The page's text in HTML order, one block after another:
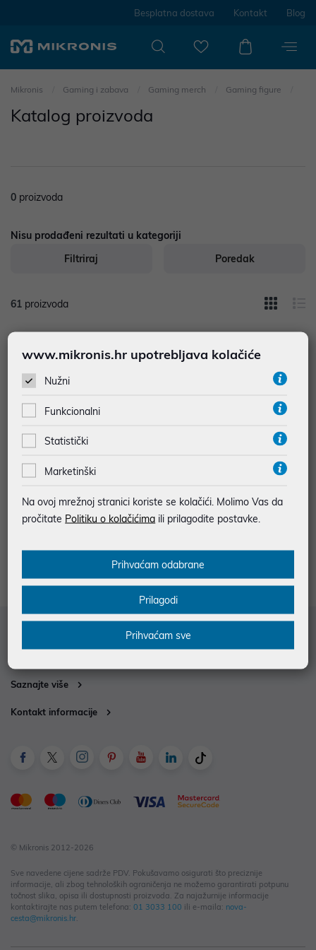
Besplatna dostava Kontakt Blog
Mikronis Gaming i zabava Gaming merch Gaming figure
Katalog proizvoda
0 proizvoda
Nisu prodađeni rezultati u kategoriji
Filtriraj
Poredak
61 proizvoda
Gaming figurice savršen su dodatak za svakog ljubitelja
figurice najpoznatijih likova iz popularnih filmova, serija i
videoigara, uključujući heroje, zlikovce i ikonične figure koje su
tražite savršen poklon za strastvenog gamera, ovdje ćete pronaći
visokokvalitetne figurice.
Saznajte više
Kontakt informacije
© Mikronis 2012-2026
Sve navedene cijene sadrže PDV. Pokušavamo osigurati što preciznije
informacije, ali zbog tehnoloških ograničenja ne možemo garantirati potpunu
točnost slika, opisa ili dostupnosti proizvoda. Za najažurnije informacije
kontaktirajte nas putem telefona: 01 3033 100 ili e-maila: nova-
cesta@mikronis.hr.
www.mikronis.hr upotrebljava kolačiće
Nužni
Funkcionalni
Statistički
Marketinški
Na ovoj mrežnoj stranici koriste se kolačići. Molimo Vas da
pročitate Politiku o kolačićima ili prilagodite postavke.
Prihvaćam odabrane
Prilagodi
Prihvaćam sve